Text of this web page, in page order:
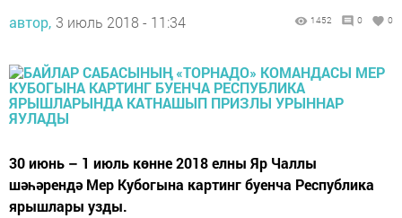
автор, 3 июль 2018 - 11:34 1452 0 0
30 июнь – 1 июль көнне 2018 елны Яр Чаллы
шәһәрендә Мер Кубогына картинг буенча Республика
ярышлары узды.